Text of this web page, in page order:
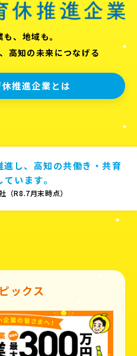
、地域も。
高知の未来につなげる
推進企業とは
し、高知の共働き・共育
います。
R8.7月末時点）
ックス